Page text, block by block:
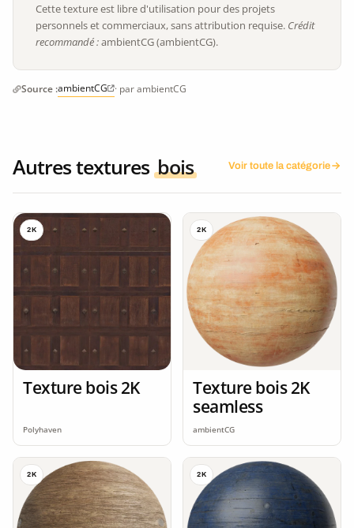
Cette texture est libre d'utilisation pour des projets
personnels et commerciaux, sans attribution requise. Crédit
recommandé :ambientCG (ambientCG).
Source :ambientCG · par ambientCG
Autres textures bois Voir toute la catégorie
2K
Texture bois 2K
Polyhaven
2K
Texture bois 2K
seamless
ambientCG
2K 2K